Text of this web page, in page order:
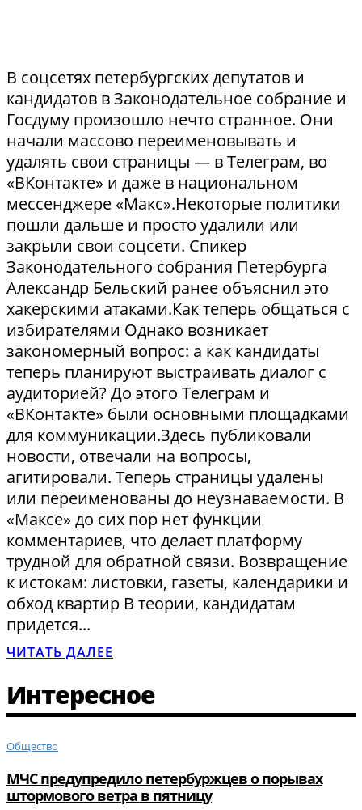
В соцсетях петербургских депутатов и
кандидатов в Законодательное собрание и
Госдуму произошло нечто странное. Они
начали массово переименовывать и
удалять свои страницы — в Телеграм, во
«ВКонтакте» и даже в национальном
мессенджере «Макс».Некоторые политики
пошли дальше и просто удалили или
закрыли свои соцсети. Спикер
Законодательного собрания Петербурга
Александр Бельский ранее объяснил это
хакерскими атаками.Как теперь общаться с
избирателями Однако возникает
закономерный вопрос: а как кандидаты
теперь планируют выстраивать диалог с
аудиторией? До этого Телеграм и
«ВКонтакте» были основными площадками
для коммуникации.Здесь публиковали
новости, отвечали на вопросы,
агитировали. Теперь страницы удалены
или переименованы до неузнаваемости. В
«Максе» до сих пор нет функции
комментариев, что делает платформу
трудной для обратной связи. Возвращение
к истокам: листовки, газеты, календарики и
обход квартир В теории, кандидатам
придется...
ЧИТАТЬ ДАЛЕЕ
Интересное
Общество
МЧС предупредило петербуржцев о порывах
штормового ветра в пятницу